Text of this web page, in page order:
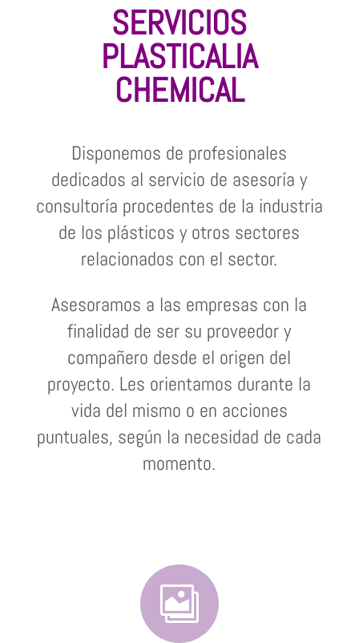
SERVICIOS
PLASTICALIA
CHEMICAL
Disponemos de profesionales
dedicados al servicio de asesoría y
consultoría procedentes de la industria
de los plásticos y otros sectores
relacionados con el sector.
Asesoramos a las empresas con la
finalidad de ser su proveedor y
compañero desde el origen del
proyecto. Les orientamos durante la
vida del mismo o en acciones
puntuales, según la necesidad de cada
momento.
